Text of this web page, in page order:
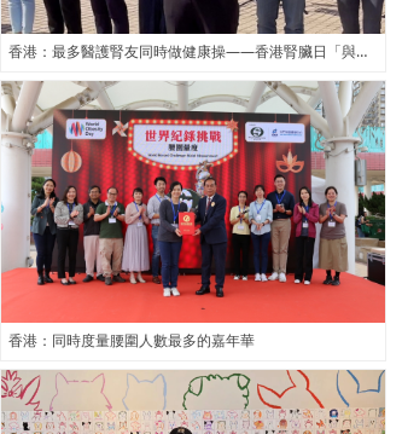
香港：最多醫護腎友同時做健康操——香港腎臟日「與腎同行」世界紀錄挑戰活動
香港：同時度量腰圍人數最多的嘉年華